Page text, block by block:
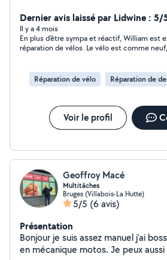
grâce à mon expérience
le maintenance des cycles. Je suis aussi capable de
réaliser quelques tâches de
un meuble, fixer un luminaire,
pouvoir vous rendre service pour
Dernier avis laissé par Lidwine : 5/
Il y a 4 mois
En plus d'être sympa et réactif, William est
réparation de vélos. Le vélo est comme
Réparation de vélo Réparation de
Voir le profil
Geoffroy Macé
Multitâches
Bruges (Villabois-La Hutte)
5/5 (6 avis)
Présentation
Bonjour je suis assez manuel j'ai
en mécanique motos. Je peux aussi farter et affûter vos